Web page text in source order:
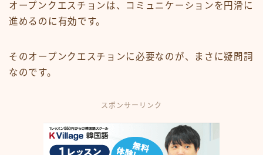
オープンクエスチョンは、コミュニケーションを円滑に
進めるのに有効です。
そのオープンクエスチョンに必要なのが、まさに疑問詞
なのです。
スポンサーリンク